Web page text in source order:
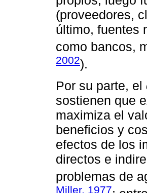
(proveedores,
último, fuentes
como bancos,
2002).
Por su parte, el
sostienen que
maximiza el
beneficios y
efectos de los
directos e
problemas de
Miller, 1977